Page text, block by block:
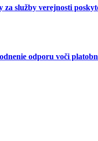
služby verejnosti
odporu voči